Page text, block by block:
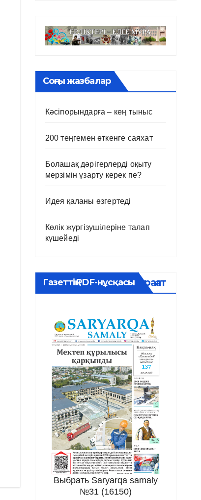
Соңғы жазбалар
Кәсіпорындарға – кең тыныс
200 теңгемен өткенге саяхат
Болашақ дәрігерлерді оқыту
мерзімін ұзарту керек пе?
Идея қаланы өзгертеді
Көлік жүргізушілеріне талап
күшейеді
Газеттің PDF-нұсқасыМұрағат
Выбрать Saryarqa samaly
№31 (16150)